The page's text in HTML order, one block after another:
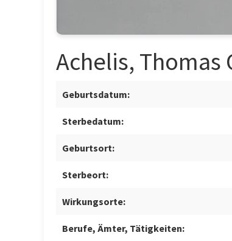
Achelis, Thomas
Geburtsdatum:
Sterbedatum:
Geburtsort:
Sterbeort:
Wirkungsorte:
Berufe, Ämter, Tätigkeiten: